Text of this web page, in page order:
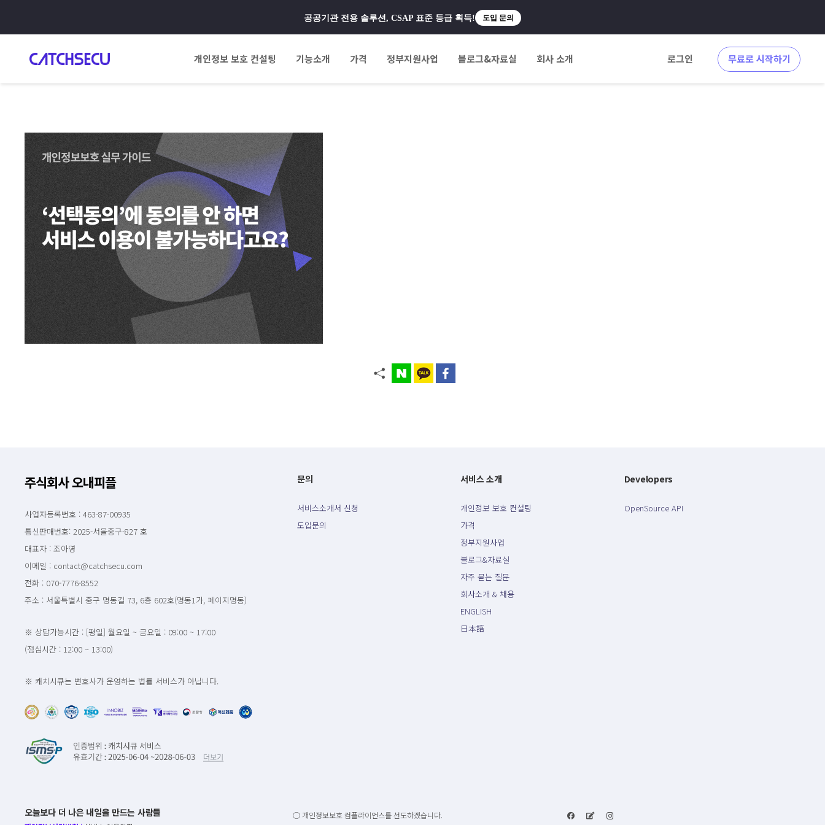
공공기관 전용 솔루션, CSAP 표준 등급 획득! 도입 문의
개인정보 보호 컨설팅 기능소개 가격 정부지원사업 블로그&자료실 회사 소개 로그인 무료로 시작하기
주식회사 오내피플
사업자등록번호 : 463-87-00935
통신판매번호: 2025-서울중구-827 호
대표자 : 조아영
이메일 : contact@catchsecu.com
전화 : 070-7776-8552
주소 : 서울특별시 중구 명동길 73, 6층 602호(명동1가, 페이지명동)
※ 상담가능시간 : [평일] 월요일 ~ 금요일 : 09:00 ~ 17:00
(점심시간 : 12:00 ~ 13:00)
※ 캐치시큐는 변호사가 운영하는 법률 서비스가 아닙니다.
문의
서비스소개서 신청
도입문의
서비스 소개
개인정보 보호 컨설팅
가격
정부지원사업
블로그&자료실
자주 묻는 질문
회사소개 & 채용
ENGLISH
日本語
Developers
OpenSource API
오늘보다 더 나은 내일을 만드는 사람들 ○ 개인정보보호 컴플라이언스를 선도하겠습니다.